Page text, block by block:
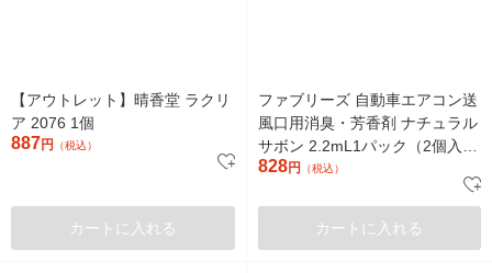
【アウトレット】晴香堂 ラクリ
ア 2076 1個
887円 （税込）
カートに入れる
ファブリーズ 自動車エアコン送
風口用消臭・芳香剤 ナチュラル
サボン 2.2mL1パック（2個入）
消臭剤 芳香剤 P＆G
828円 （税込）
カートに入れる